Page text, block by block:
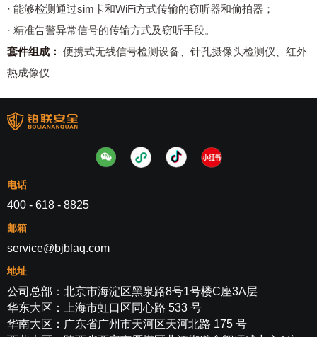
· 能够检测通过sim卡和WiFi方式传输的窃听器和偷拍器；
· 精准告警异常信号的传输方式及窃听手段。
套件组成： 便携式无线信号检测设备、针孔摄像头检测仪、红外
热成像仪
电话
400 - 618 - 8825
邮箱
service@bjblaq.com
地址
公司总部：北京市海淀区黑泉路8号1号楼C座3A层
华东大区：上海市虹口区同心路 533 号
华南大区：广东省广州市天河区天河北路 175 号